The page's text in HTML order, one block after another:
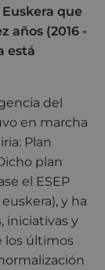
que
años (2016 -
está
del
en marcha
Plan
plan
el ESEP
y ha
iniciativas y
los últimos